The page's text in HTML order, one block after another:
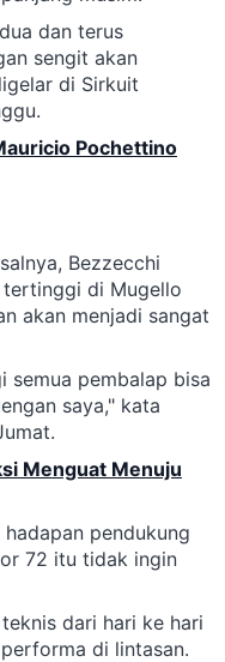
dan terus
sengit akan
di Sirkuit
Pochettino
Bezzecchi
di Mugello
akan menjadi sangat
semua pembalap bisa
saya," kata
Menguat Menuju
pendukung
72 itu tidak ingin
dari hari ke hari
di lintasan.